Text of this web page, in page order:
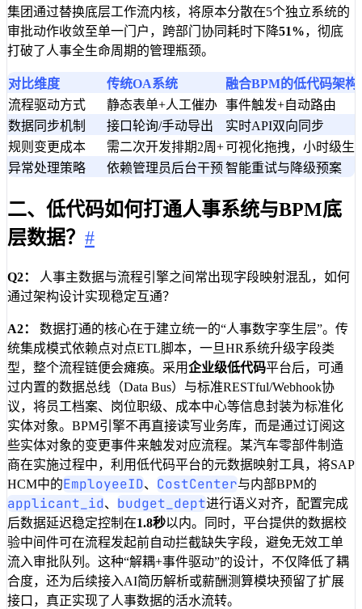
集团通过替换底层工作流内核，将原本分散在5个独立系统的
审批动作收敛至单一门户，跨部门协同耗时下降51%，彻底
打破了人事全生命周期的管理瓶颈。
对比维度 传统OA系统
融合BPM的低代码架构
流程驱动方式
静态表单+人工催办 事件触发+自动路由
数据同步机制
接口轮询/手动导出
实时API双向同步
规则变更成本
需二次开发排期2周+可视化拖拽，小时级生
异常处理策略
依赖管理员后台干预 智能重试与降级预案
二、低代码如何打通人事系统与BPM底
层数据？ #
Q2：
人事主数据与流程引擎之间常出现字段映射混乱，如何
通过架构设计实现稳定互通？
A2：
数据打通的核心在于建立统一的“人事数字孪生层”。传
统集成模式依赖点对点ETL脚本，一旦HR系统升级字段类
型，整个流程链便会瘫痪。采用企业级低代码平台后，可通
过内置的数据总线（Data Bus）与标准RESTful/Webhook协
议，将员工档案、岗位职级、成本中心等信息封装为标准化
实体对象。BPM引擎不再直接读写业务库，而是通过订阅这
些实体对象的变更事件来触发对应流程。某汽车零部件制造
商在实施过程中，利用低代码平台的元数据映射工具，将SAP
HCM中的EmployeeID、 CostCenter与内部BPM的
applicant_id、 budget_dept进行语义对齐，配置完成
后数据延迟稳定控制在1.8秒以内。同时，平台提供的数据校
验中间件可在流程发起前自动拦截缺失字段，避免无效工单
流入审批队列。这种“解耦+事件驱动”的设计，不仅降低了耦
合度，还为后续接入AI简历解析或薪酬测算模块预留了扩展
接口，真正实现了人事数据的活水流转。